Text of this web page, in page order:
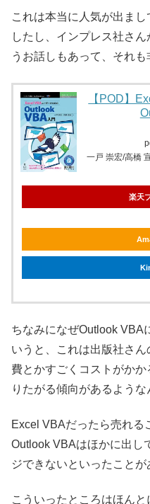
これは本当に人気が出ま
したし、インプレス社さ
うお話しもあって、それも
【POD】
一戸 崇宏/高橋
楽天
ちなみになぜOutlook VBA
いうと、これは出版社さ
費とかすごくコストがか
りたがる傾向があるような
Excel VBAだったら売れる
Outlook VBAはほかに出し
ジできないといったことが
こういったところはほん